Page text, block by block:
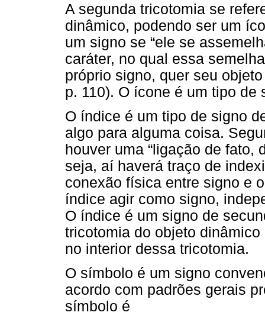
A segunda tricotomia se
dinâmico, podendo ser um
um signo se “ele se
caráter, no qual essa
próprio signo, quer seu
p. 110). O ícone é um tipo de
O índice é um tipo de signo
algo para alguma coisa.
houver uma “ligação de fato,
seja, aí haverá traço de
conexão física entre signo e
índice agir como signo,
O índice é um signo de
tricotomia do objeto
no interior dessa tricotomia.
O símbolo é um signo
acordo com padrões gerais
símbolo é